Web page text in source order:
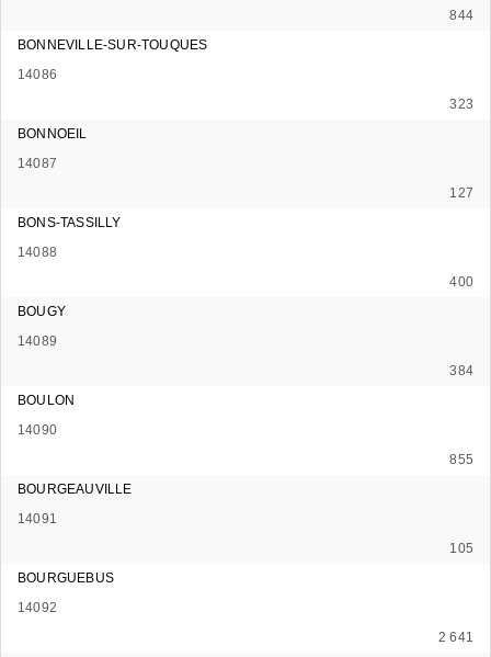
844
BONNEVILLE-SUR-TOUQUES
14086
323
BONNOEIL
14087
127
BONS-TASSILLY
14088
400
BOUGY
14089
384
BOULON
14090
855
BOURGEAUVILLE
14091
105
BOURGUEBUS
14092
2 641